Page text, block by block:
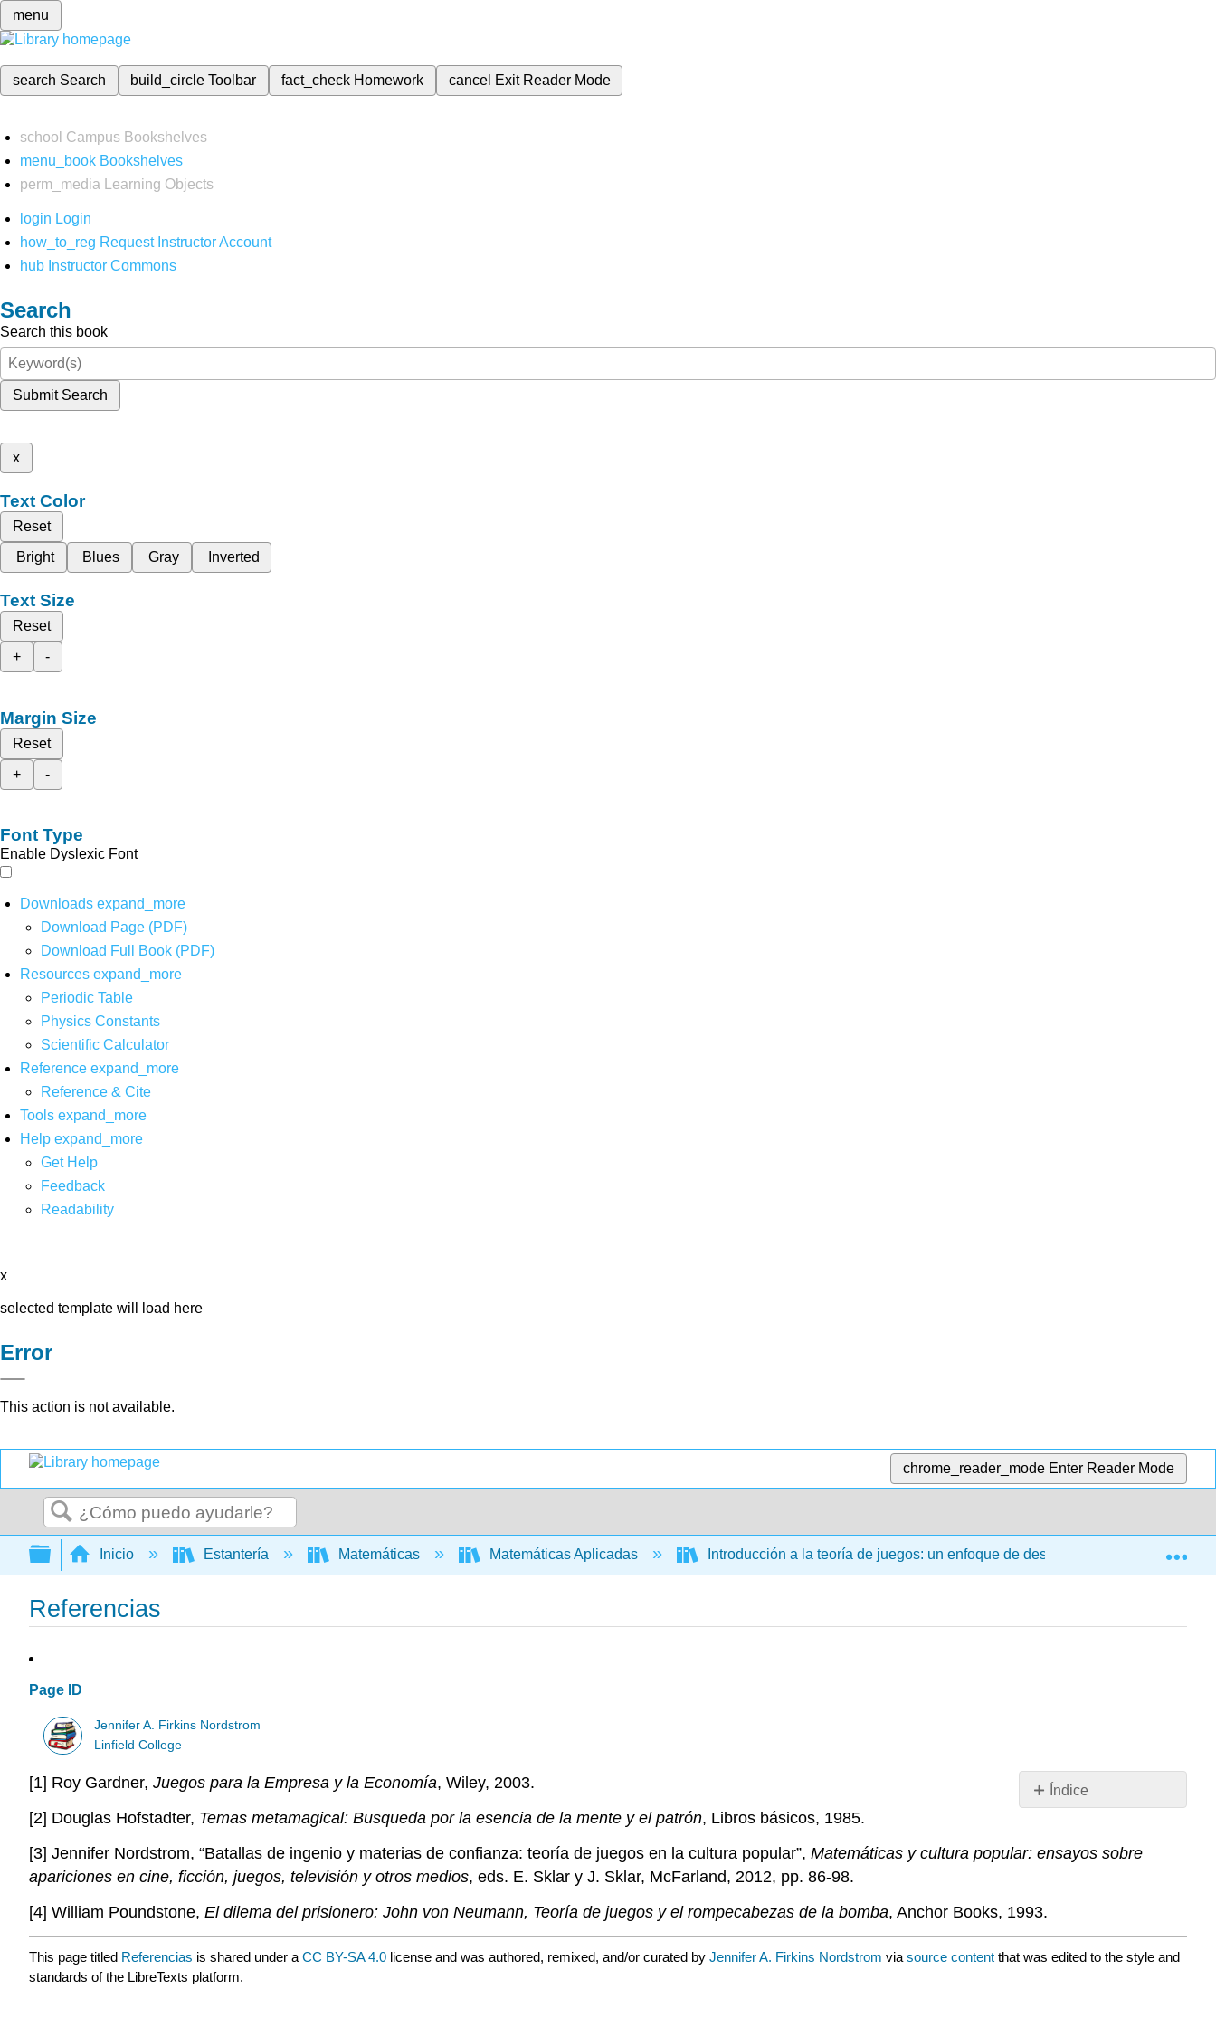
menu
search Search build_circleToolbar fact_check Homework cancel Exit Reader Mode
school Campus Bookshelves
menu_book Bookshelves
perm_media
Learning Objects
login Login
how_to_reg Request Instructor Account
hub Instructor Commons
Search
Search this book
Submit Search
x
Text Color
Reset
Bright
Blues Gray Inverted
Text Size
Reset
+
-
Margin Size
Reset
+
-
Font Type
Enable Dyslexic Font
Downloads expand_more
Download Page (PDF)
Download Full Book (PDF)
Resources expand_more
Periodic Table
Physics Constants
Scientific Calculator
Reference expand_more
Reference & Cite
Tools expand_more
Help expand_more
Get Help
Feedback
Readability
x
selected template will load here
Error
This action is not available.
chrome_reader_mode Enter Reader Mode
Buscar
Expandir/contraer jerarquía global
Inicio Estantería Matemáticas Matemáticas Aplicadas Introducción a la teoría de juegos: un enfoque de descubrimiento (Nordstrom)
Referencias
Page ID
Jennifer A. Firkins Nordstrom
Linfield College
Índice
Sin
[1] Roy Gardner, Juegos para la Empresa y la Economía, Wiley, 2003.
[2] Douglas Hofstadter, Temas metamagical: Busqueda por la esencia de la mente y el patrón, Libros básicos, 1985.
[3] Jennifer Nordstrom, “Batallas de ingenio y materias de confianza: teoría de juegos en la cultura popular”, Matemáticas y cultura popular: ensayos sobre
apariciones en cine, ficción, juegos, televisión y otros medios, eds. E. Sklar y J. Sklar, McFarland, 2012, pp. 86-98.
[4] William Poundstone, El dilema del prisionero: John von Neumann, Teoría de juegos y el rompecabezas de la bomba, Anchor Books, 1993.
This page titled Referencias is shared under a CC BY-SA 4.0 license and was authored, remixed, and/or curated by Jennifer A. Firkins Nordstrom via source content that was edited to the style and
standards of the LibreTexts platform.